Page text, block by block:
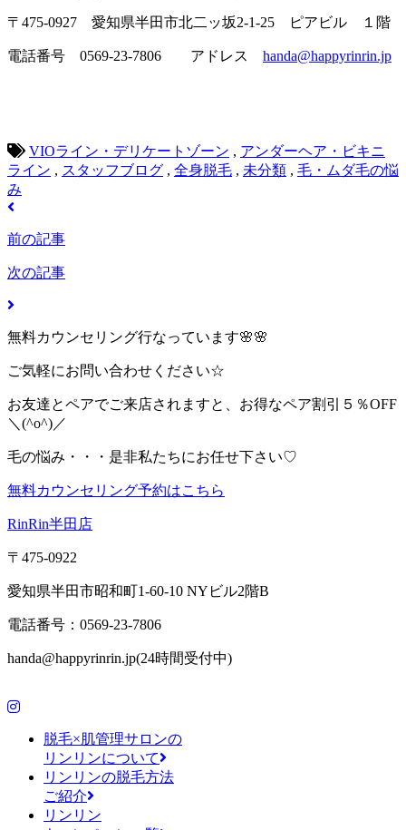
〒475-0927 愛知県半田市北二ッ坂2-1-25 ピアビル １階
電話番号 0569-23-7806 アドレス handa@happyrinrin.jp
VIOライン・デリケートゾーン , アンダーヘア・ビキニ
ライン , スタッフブログ , 全身脱毛 , 未分類 , 毛・ムダ毛の悩
み
前の記事
次の記事
無料カウンセリング行なっています🌸🌸
ご気軽にお問い合わせください☆
お友達とペアでご来店されますと、お得なペア割引５％OFF
＼(^o^)／
毛の悩み・・・是非私たちにお任せ下さい♡
無料カウンセリング予約はこちら
RinRin半田店
〒475-0922
愛知県半田市昭和町1-60-10 NYビル2階B
電話番号：0569-23-7806
handa@happyrinrin.jp(24時間受付中)
脱毛×肌管理サロンの
リンリンについて
リンリンの脱毛方法
ご紹介
リンリン